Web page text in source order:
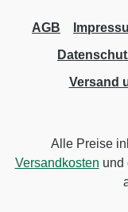
AGB
Versand
Alle Preise
Versandkosten und